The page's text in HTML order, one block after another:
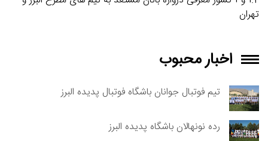
تهران
اخبار محبوب
تیم فوتبال جوانان باشگاه فوتبال پدیده البرز
رده نونهالان باشگاه پدیده البرز